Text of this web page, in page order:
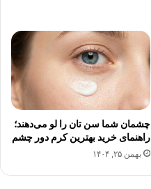
چشمان شما سن تان را لو می‌دهند؛
راهنمای خرید بهترین کرم دور چشم
بهمن ۲۵, ۱۴۰۴